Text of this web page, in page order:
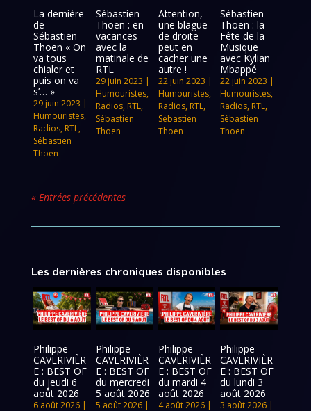
La dernière
de
Sébastien
Thoen « On
va tous
chialer et
puis on va
s’… »
29 juin 2023 |
Humouristes,
Radios, RTL,
Sébastien
Thoen
Sébastien
Thoen : en
vacances
avec la
matinale de
RTL
29 juin 2023 |
Humouristes,
Radios, RTL,
Sébastien
Thoen
Attention,
une blague
de droite
peut en
cacher une
autre !
22 juin 2023 |
Humouristes,
Radios, RTL,
Sébastien
Thoen
Sébastien
Thoen : la
Fête de la
Musique
avec Kylian
Mbappé
22 juin 2023 |
Humouristes,
Radios, RTL,
Sébastien
Thoen
« Entrées précédentes
Les dernières chroniques disponibles
Philippe
CAVERIVIÈR
E : BEST OF
du jeudi 6
août 2026
6 août 2026 |
Philippe
CAVERIVIÈR
E : BEST OF
du mercredi
5 août 2026
5 août 2026|
Philippe
CAVERIVIÈR
E : BEST OF
du mardi 4
août 2026
4 août 2026|
Philippe
CAVERIVIÈR
E : BEST OF
du lundi 3
août 2026
3 août 2026 |